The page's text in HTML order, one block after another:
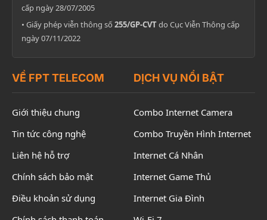
cấp ngày 28/07/2005
• Giấy phép viễn thông số 255/GP-CVTdo Cục Viễn Thông cấp
ngày 07/11/2022
VỀ FPT TELECOM
Giới thiệu chung
Tin tức công nghệ
Liên hệ hỗ trợ
Chính sách bảo mật
Điều khoản sử dụng
DỊCH VỤ NỔI BẬT
Combo Internet Camera
Combo Truyền Hình Internet
Internet Cá Nhân
Internet Game Thủ
Internet Gia Đình